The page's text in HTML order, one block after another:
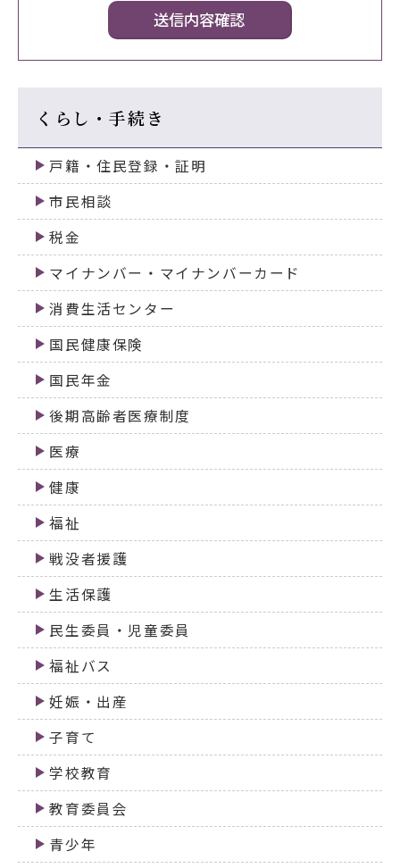
くらし・手続き
戸籍・住民登録・証明
市民相談
税金
マイナンバー・マイナンバーカード
消費生活センター
国民健康保険
国民年金
後期高齢者医療制度
医療
健康
福祉
戦没者援護
生活保護
民生委員・児童委員
福祉バス
妊娠・出産
子育て
学校教育
教育委員会
青少年